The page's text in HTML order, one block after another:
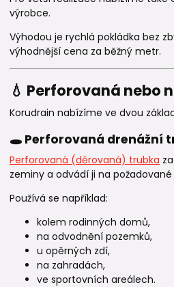
výrobce.
Výhodou je rychlá pokládka bez
výhodnější cena za běžný metr.
💧 Perforovaná nebo
Korudrain nabízíme ve dvou
🕳️ Perforovaná drenážní
Perforovaná (děrovaná) trubka
zeminy a odvádí ji na
Používá se například:
kolem rodinných domů,
na odvodnění pozemků,
u opěrných zdí,
na zahradách,
ve sportovních areálech.